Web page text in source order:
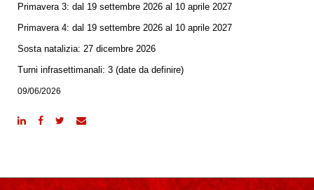
Primavera 3: dal 19 settembre 2026 al 10 aprile 2027
Primavera 4: dal 19 settembre 2026 al 10 aprile 2027
Sosta natalizia: 27 dicembre 2026
Turni infrasettimanali: 3 (date da definire)
09/06/2026